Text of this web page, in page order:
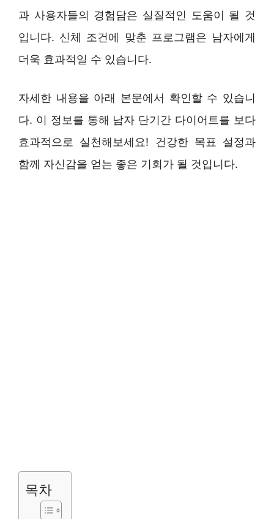
과 사용자들의 경험담은 실질적인 도움이 될 것
입니다. 신체 조건에 맞춘 프로그램은 남자에게
더욱 효과적일 수 있습니다.
자세한 내용을 아래 본문에서 확인할 수 있습니
다. 이 정보를 통해 남자 단기간 다이어트를 보다
효과적으로 실천해보세요! 건강한 목표 설정과
함께 자신감을 얻는 좋은 기회가 될 것입니다.
목차